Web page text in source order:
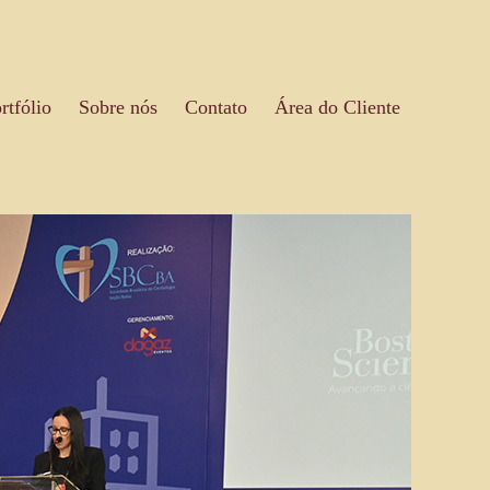
Sobre nós Contato Área do Cliente